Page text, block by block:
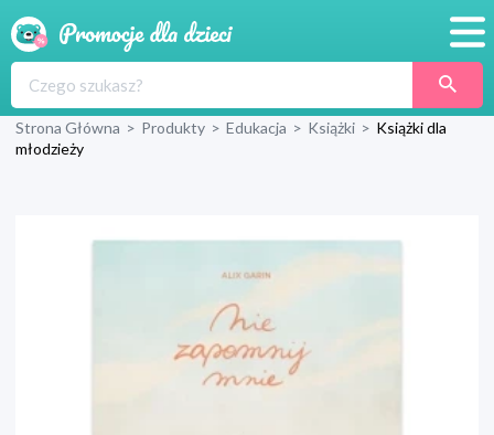
Produkty
Blog
Strona Główna > Produkty > Edukacja > Książki > Książki dla
młodzieży